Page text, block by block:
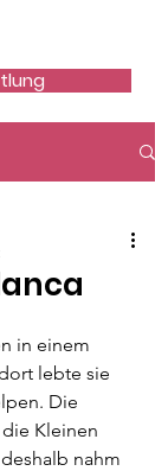
in einem
lebte sie
Die
Kleinen
nahm